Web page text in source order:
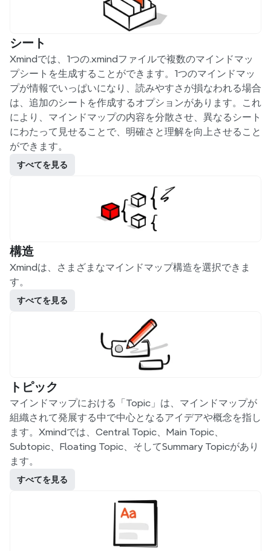
シート
Xmindでは、1つの.xmindファイルで複数のマインドマッ
プシートを生成することができます。1つのマインドマッ
プが情報でいっぱいになり、読みやすさが損なわれる場合
は、追加のシートを作成するオプションがあります。これ
により、マインドマップの内容を分散させ、異なるシート
にわたって見せることで、明確さと理解を向上させること
ができます。
すべてを見る
構造
Xmindは、さまざまなマインドマップ構造を選択できま
す。
すべてを見る
トピック
マインドマップにおける「Topic」は、マインドマップが
組織されて発展する中で中心となるアイデアや概念を指し
ます。Xmindでは、Central Topic、Main Topic、
Subtopic、Floating Topic、そしてSummary Topicがあり
ます。
すべてを見る